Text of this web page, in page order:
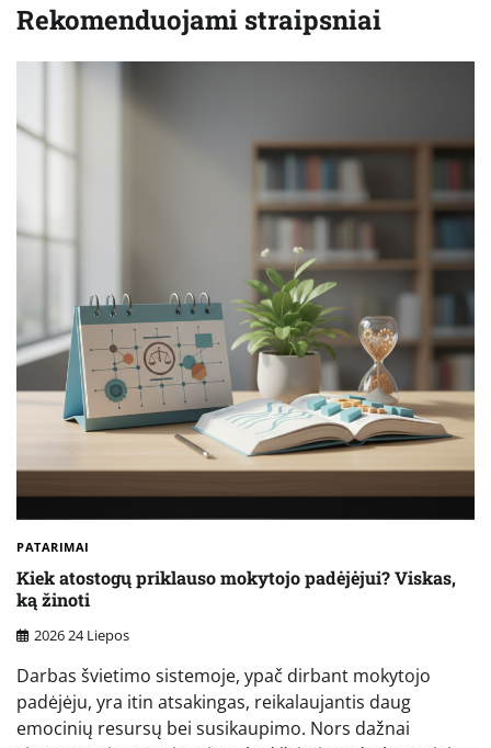
Rekomenduojami straipsniai
PATARIMAI
Kiek atostogų priklauso mokytojo padėjėjui? Viskas,
ką žinoti
2026 24 Liepos
Darbas švietimo sistemoje, ypač dirbant mokytojo
padėjėju, yra itin atsakingas, reikalaujantis daug
emocinių resursų bei susikaupimo. Nors dažnai